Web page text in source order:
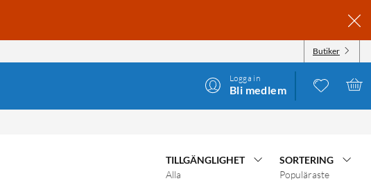
Butiker
Logga in
Bli medlem
TILLGÄNGLIGHET
Alla
SORTERING
Populäraste